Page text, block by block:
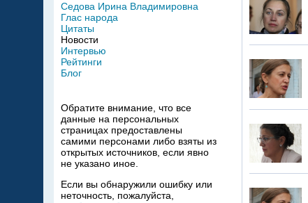
Седова Ирина Владимировна
Глас народа
Цитаты
Новости
Интервью
Рейтинги
Блог
Обратите внимание, что все
данные на персональных
страницах предоставлены
самими персонами либо взяты из
открытых источников, если явно
не указано иное.
Если вы обнаружили ошибку или
неточность, пожалуйста,